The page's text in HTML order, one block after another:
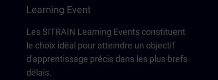
Learning Event
Les SITRAIN Learning Events constituent
le choix idéal pour atteindre un objectif
d'apprentissage précis dans les plus brefs
délais.